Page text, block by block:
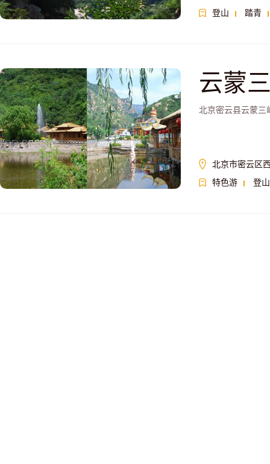
登山
踏青
云蒙
北京密云县云蒙三
北京市密云区
特色游
登山